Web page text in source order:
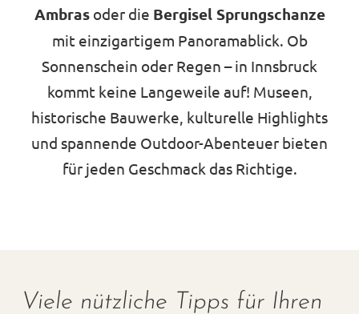
Ambrasoder die Bergisel Sprungschanze
mit einzigartigem Panoramablick. Ob
Sonnenschein oder Regen – in Innsbruck
kommt keine Langeweile auf! Museen,
historische Bauwerke, kulturelle Highlights
und spannende Outdoor-Abenteuer bieten
für jeden Geschmack das Richtige.
Viele nützliche Tipps für Ihren